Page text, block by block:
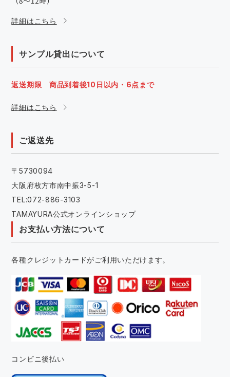
詳細はこちら
サンプル貸出について
返送期限 商品到着後10日以内・6点まで
詳細はこちら
ご返送先
〒5730094
大阪府枚方市南中振3-5-1
TEL:072-886-3103
TAMAYURA公式オンラインショップ
お支払い方法について
各種クレジットカードがご利用いただけます。
コンビニ後払い